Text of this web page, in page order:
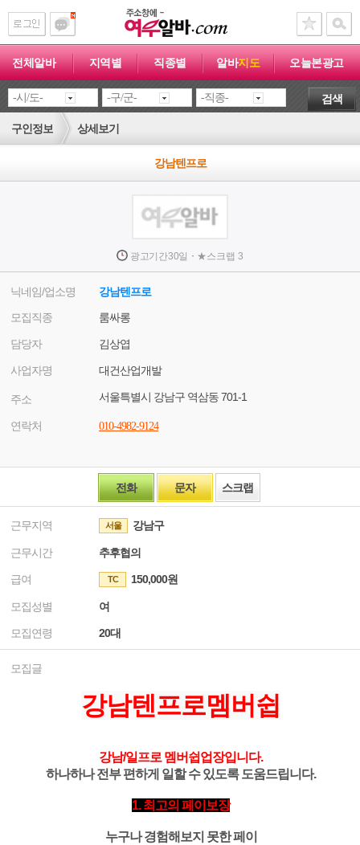
전체알바 지역별 직종별 알바지도 오늘본광고
검색
구인정보 상세보기
강남텐프로
광고기간30일 · ★스크랩 3
닉네임/업소명
강남텐프로
모집직종
룸싸롱
담당자 김상엽
사업자명 대건산업개발
주소 서울특별시 강남구 역삼동 701-1
연락처 010-4982-9124
전화 문자 스크랩
근무지역 서울 강남구
근무시간 추후협의
급여 TC 150,000원
모집성별 여
모집연령 20대
모집글
강남텐프로멤버쉽
강남/일프로 멤버쉽업장입니다.
하나하나 전부 편하게 일할 수 있도록 도움드립니다.
1. 최고의 페이보장
누구나 경험해보지 못한 페이